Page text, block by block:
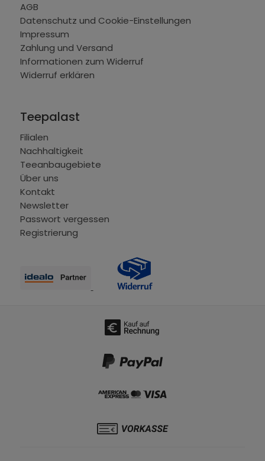
AGB
Datenschutz und Cookie-Einstellungen
Impressum
Zahlung und Versand
Informationen zum Widerruf
Widerruf erklären
Teepalast
Filialen
Nachhaltigkeit
Teeanbaugebiete
Über uns
Kontakt
Newsletter
Passwort vergessen
Registrierung